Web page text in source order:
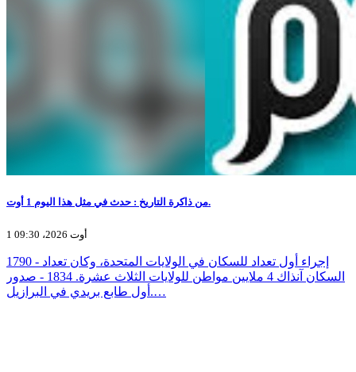
من ذاكرة التاريخ : حدث في مثل هذا اليوم 1 أوت.
1 أوت 2026، 09:30
1790 - إجراء أول تعداد للسكان في الولايات المتحدة، وكان تعداد
السكان آنذاك 4 ملايين مواطن للولايات الثلاث عشرة. 1834 - صدور
أول طابع بريدي في البرازيل.…